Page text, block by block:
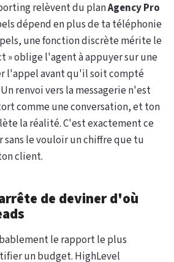
relèvent du planAgency Pro
dépend en plus de ta téléphonie
une fonction discrète mérite le
» oblige l'agent à appuyer sur une
l'appel avant qu'il soit compté
renvoi vers la messagerie n'est
comme une conversation, et ton
la réalité. C'est exactement ce
le vouloir un chiffre que tu
client.
de deviner d'où
le rapport le plus
un budget. HighLevel